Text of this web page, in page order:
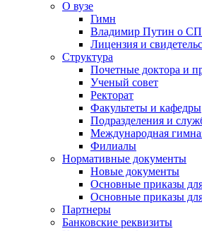
О вузе
Гимн
Владимир Путин о
Лицензия и
Структура
Почетные доктора и
Ученый совет
Ректорат
Факультеты и кафедры
Подразделения и
Международная
Филиалы
Нормативные документы
Новые документы
Основные приказы
Основные приказы
Партнеры
Банковские реквизиты